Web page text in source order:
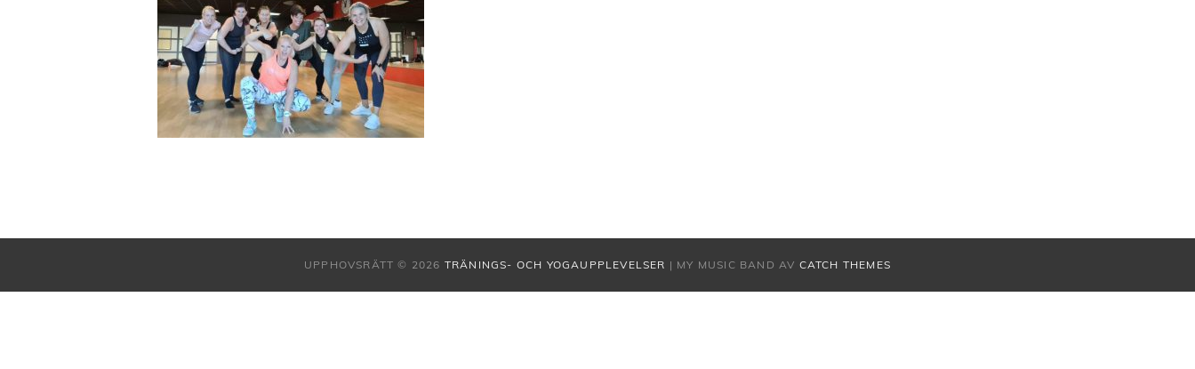
UPPHOVSRÄTT © 2026 TRÄNINGS- OCH YOGAUPPLEVELSER | MY MUSIC BAND AV CATCH THEMES